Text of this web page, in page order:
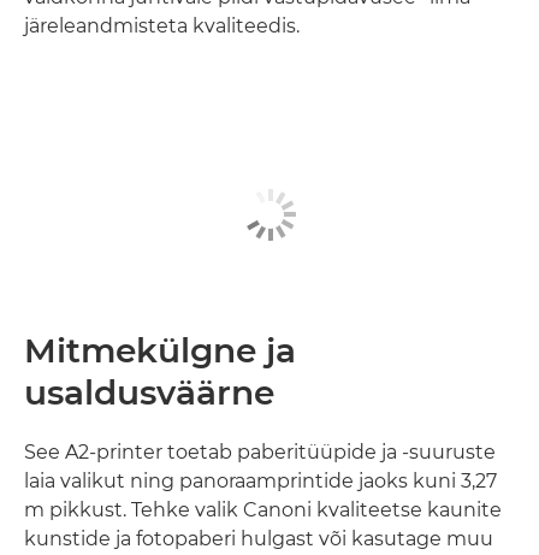
järeleandmisteta kvaliteedis.
Mitmekülgne ja
usaldusväärne
See A2-printer toetab paberitüüpide ja -suuruste
laia valikut ning panoraamprintide jaoks kuni 3,27
m pikkust. Tehke valik Canoni kvaliteetse kaunite
kunstide ja fotopaberi hulgast või kasutage muu